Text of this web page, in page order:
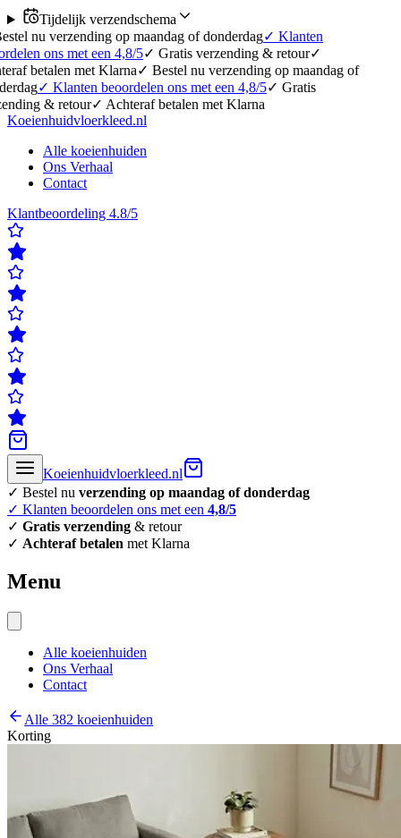
Tijdelijk verzendschema
op maandag of donderdag✓Klanten
met een 4,8/5✓Gratis verzending & retour✓
met Klarna✓Bestel nu verzending op maandag of
beoordelen ons met een 4,8/5✓Gratis
✓ Achteraf betalen met Klarna
Koeienhuidvloerkleed.nl
Alle koeienhuiden
Ons Verhaal
Contact
Klantbeoordeling 4.8/5
Koeienhuidvloerkleed.nl
✓ Bestel nu verzending op maandag of donderdag
✓ Klanten beoordelen ons met een 4,8/5
✓ Gratis verzending & retour
✓ Achteraf betalen met Klarna
Menu
Alle koeienhuiden
Ons Verhaal
Contact
Alle 382 koeienhuiden
Korting